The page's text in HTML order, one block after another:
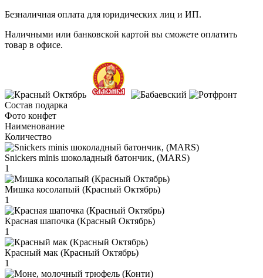
Безналичная оплата для юридических лиц и ИП.
Наличными или банковской картой вы сможете оплатить
товар в офисе.
Состав подарка
Фото конфет
Наименование
Количество
Snickers minis шоколадный батончик, (MARS)
1
Мишка косолапый (Красный Октябрь)
1
Красная шапочка (Красный Октябрь)
1
Красный мак (Красный Октябрь)
1